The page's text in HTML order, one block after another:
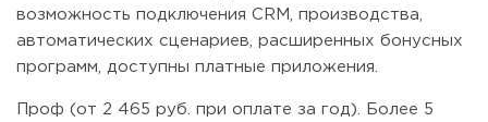
возможность подключения CRM, производства,
автоматических сценариев, расширенных бонусных
программ, доступны платные приложения.
Проф (от 2 465 руб. при оплате за год). Более 5